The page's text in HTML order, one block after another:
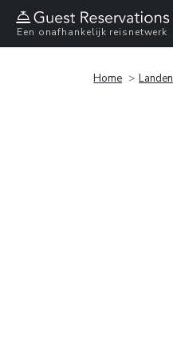
Een onafhankelijk reisnetwerk
Home Landen